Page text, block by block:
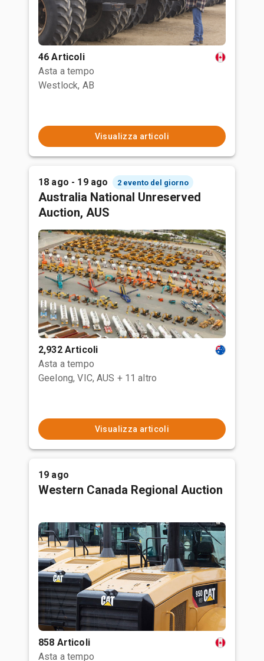
46 Articoli
Asta a tempo
Westlock, AB
Visualizza articoli
18 ago - 19 ago 2 evento del giorno
Australia National Unreserved
Auction, AUS
2,932 Articoli
Asta a tempo
Geelong, VIC, AUS + 11 altro
Visualizza articoli
19 ago
Western Canada Regional Auction
858 Articoli
Asta a tempo